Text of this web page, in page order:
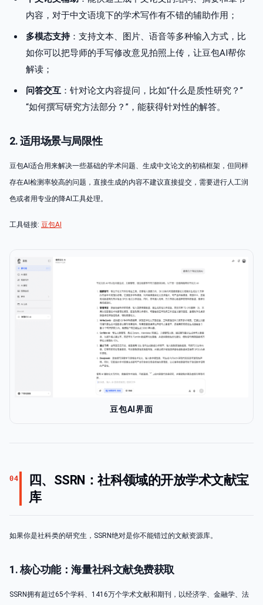
内容，对于中文语境下的学术写作有不错的辅助作用；
多模态支持：支持文本、图片、语音等多种输入方式，比
如你可以把导师的手写修改意见拍照上传，让豆包AI帮你
解读；
问答交互 ：针对论文内容提问，比如“什么是质性研究？”
“如何撰写研究方法部分？”，能获得针对性的解答。
2. 适用场景与局限性
豆包AI适合用来解决一些基础的学术问题、生成中文论文的初稿框架，但同样
存在AI检测率较高的问题，直接生成的内容不建议直接提交，需要进行人工润
色或者用专业的降AI工具处理。
工具链接: 豆包AI
豆包AI界面
04
四、SSRN：社科领域的开放学术文献宝
库
如果你是社科类的研究生，SSRN绝对是你不能错过的文献资源库。
1. 核心功能：海量社科文献免费获取
SSRN拥有超过65个学科、1416万个学术文献和期刊，以经济学、金融学、法